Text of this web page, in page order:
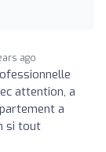
ago
attention, a
a
si tout